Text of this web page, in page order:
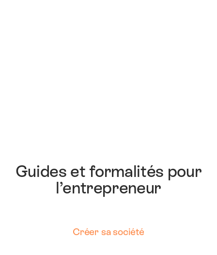
Guides et formalités pour
l’entrepreneur
Créer sa société